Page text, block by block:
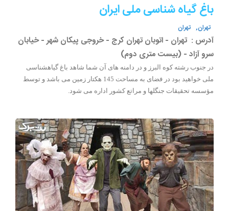
باغ گیاه شناسی ملی ایران
تهران, تهران
آدرس : تهران - اتوبان تهران کرج - خروجی پیکان شهر - خیابان
سرو آزاد - (بیست متری دوم)
در جنوب رشته کوه البرز و در دامنه های آن شما شاهد باغ گیاهشناسی
ملی خواهید بود در فضای به مساحت 145 هکتار زمین می باشد و توسط
مؤسسه تحقیقات جنگلها و مراتع کشور اداره می شود.